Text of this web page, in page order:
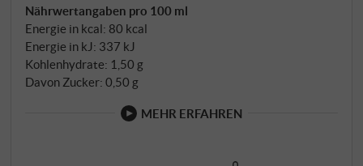
Nährwertangaben pro 100 ml
Energie in kcal: 80 kcal
Energie in kJ: 337 kJ
Kohlenhydrate: 1,50 g
Davon Zucker: 0,50 g
MEHR ERFAHREN